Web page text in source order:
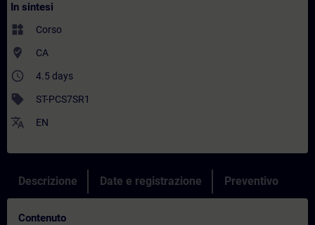
In sintesi
widgets Corso
where_to_vote CA
access_time 4.5 days
sell ST-PCS7SR1
translate EN
Descrizione Date e registrazione Preventivo
Contenuto